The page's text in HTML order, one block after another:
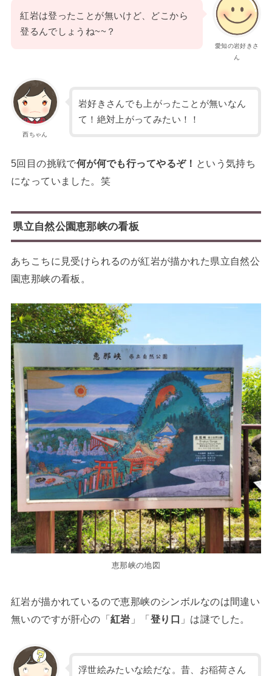
愛知の岩好きさ
ん
紅岩は登ったことが無いけど、どこから
登るんでしょうね~~？
西ちゃん
岩好きさんでも上がったことが無いなん
て！絶対上がってみたい！！
5回目の挑戦で何が何でも行ってやるぞ！ という気持ち
になっていました。笑
県立自然公園恵那峡の看板
あちこちに見受けられるのが紅岩が描かれた県立自然公
園恵那峡の看板。
恵那峡の地図
紅岩が描かれているので恵那峡のシンボルなのは間違い
無いのですが肝心の「紅岩 」「登り口 」は謎でした。
浮世絵みたいな絵だな。昔、お稲荷さん